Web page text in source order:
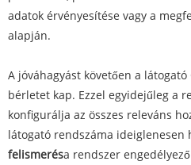
adatok érvényesítése vagy a
alapján.
A jóváhagyást követően a
bérletet kap. Ezzel egyidejűleg a
konfigurálja az összes releváns
látogató rendszáma ideiglenesen
felismerésa rendszer